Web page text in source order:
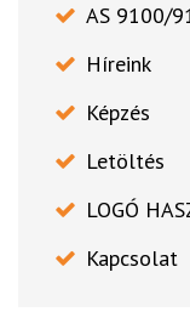
AS 9100/
Híreink
Képzés
Letöltés
LOGÓ
Kapcsolat